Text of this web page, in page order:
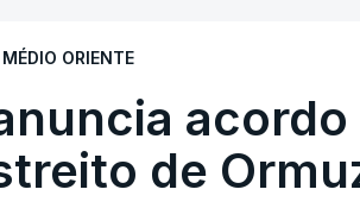
ORIENTE
acordo
de